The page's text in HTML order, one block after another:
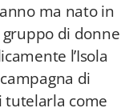
ma nato in
di donne
l’Isola
di
tutelarla come